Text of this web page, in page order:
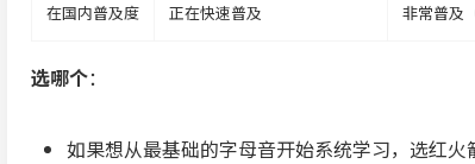
在国内普及度 正在快速普及 非常普及
选哪个：
如果想从最基础的字母音开始系统学习，选红火